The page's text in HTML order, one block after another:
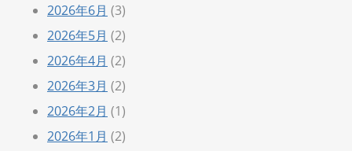
2026年6月 (3)
2026年5月 (2)
2026年4月 (2)
2026年3月 (2)
2026年2月 (1)
2026年1月 (2)